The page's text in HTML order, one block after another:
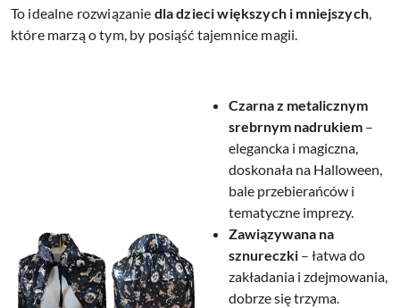
To idealne rozwiązanie dla dzieci większych i mniejszych,
które marzą o tym, by posiąść tajemnice magii.
Czarna z metalicznym
srebrnym nadrukiem –
elegancka i magiczna,
doskonała na Halloween,
bale przebierańców i
tematyczne imprezy.
Zawiązywana na
sznureczki – łatwa do
zakładania i zdejmowania,
dobrze się trzyma.